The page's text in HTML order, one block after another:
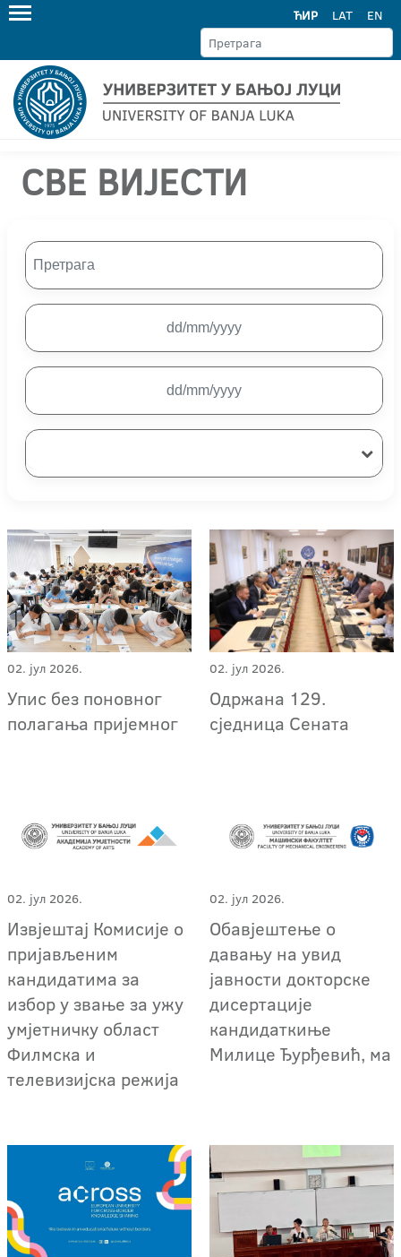
ЋИР LAT EN
СВЕ ВИЈЕСТИ
02. јул 2026.
Упис без поновног
полагања пријемног
02. јул 2026.
Одржана 129.
сједница Сената
02. јул 2026.
Извјештај Комисије о
пријављеним
кандидатима за
избор у звање за ужу
умјетничку област
Филмска и
телевизијска режија
02. јул 2026.
Обавјештење о
давању на увид
јавности докторске
дисертације
кандидаткиње
Милице Ђурђевић, ма